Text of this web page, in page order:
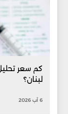
لبنان؟
6 آب 2026